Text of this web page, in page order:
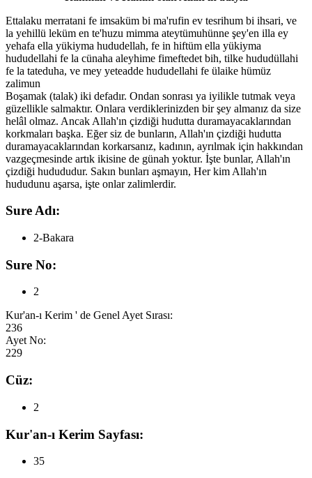
Ettalaku merratani fe imsaküm bi ma'rufin ev tesrihum bi ihsari, ve
la yehillü leküm en te'huzu mimma ateytümuhünne şey'en illa ey
yehafa ella yükiyma hududellah, fe in hiftüm ella yükiyma
hududellahi fe la cünaha aleyhime fimeftedet bih, tilke hududüllahi
fe la tateduha, ve mey yeteadde hududellahi fe ülaike hümüz
zalimun
Boşamak (talak) iki defadır. Ondan sonrası ya iyilikle tutmak veya
güzellikle salmaktır. Onlara verdiklerinizden bir şey almanız da size
helâl olmaz. Ancak Allah'ın çizdiği hudutta duramayacaklarından
korkmaları başka. Eğer siz de bunların, Allah'ın çizdiği hudutta
duramayacaklarından korkarsanız, kadının, ayrılmak için hakkından
vazgeçmesinde artık ikisine de günah yoktur. İşte bunlar, Allah'ın
çizdiği hudududur. Sakın bunları aşmayın, Her kim Allah'ın
hududunu aşarsa, işte onlar zalimlerdir.
Sure Adı:
2-Bakara
Sure No:
2
Kur'an-ı Kerim ' de Genel Ayet Sırası:
236
Ayet No:
229
Cüz:
2
Kur'an-ı Kerim Sayfası:
35